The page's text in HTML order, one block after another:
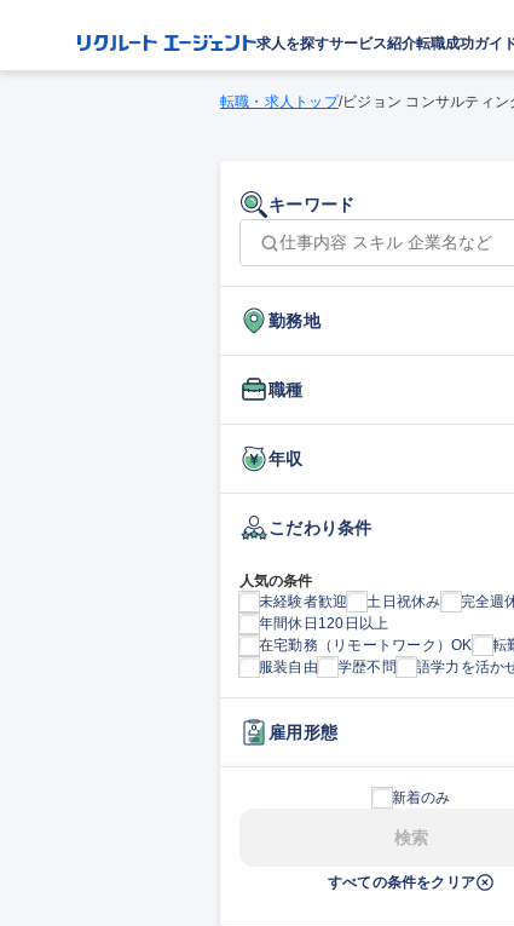
求人を探すサービス紹介転職成功ガイ
転職・求人トップ/ビジョン コンサルティン
キーワード
勤務地
職種
年収
こだわり条件
人気の条件
未経験者歓迎
土日祝休み
完全週
年間休日120日以上
在宅勤務（リモートワーク）OK
転
服装自由
学歴不問 語学力を活か
雇用形態
新着のみ
検索
すべての条件をクリア